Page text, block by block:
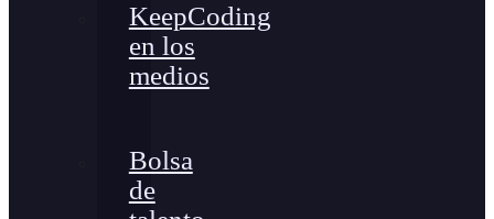
KeepCoding
en los
medios
Bolsa
de